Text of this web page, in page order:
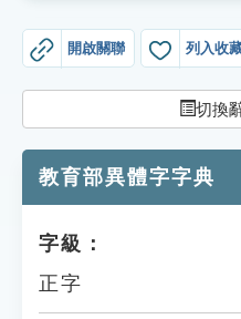
貓頭鷹博士
開啟關聯 列入收
切換
教育部異體字字典
字級：
正字